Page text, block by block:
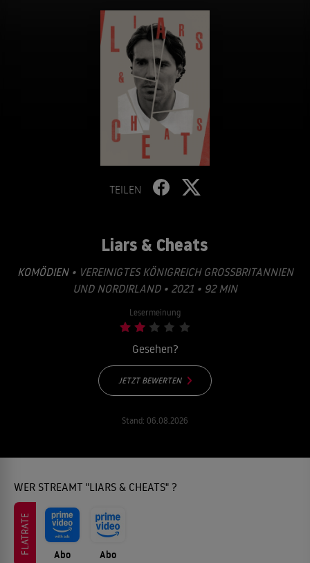
TEILEN
Liars & Cheats
KOMÖDIEN• VEREINIGTES KÖNIGREICH GROSSBRITANNIEN U
ND NORDIRLAND • 2021 • 92 MIN
Lesermeinung
Gesehen?
JETZT BEWERTEN
Stand: 06.08.2026
WER STREAMT "LIARS & CHEATS" ?
FLATRATE Abo Abo